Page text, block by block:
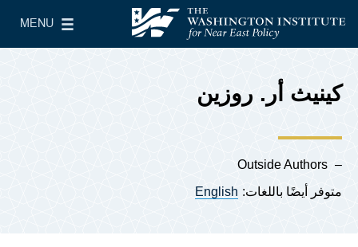
معهد واشنطن لسياسات الشرق الأدنى
MENU
Main Menu
كينيث أر. روزين
Outside Authors
متوفر أيضًا باللغات: English